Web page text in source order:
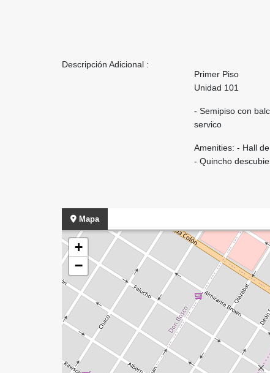
Descripción Adicional :
Primer Piso
Unidad 101
- Semipiso con
servico
Amenities: - Hall
- Quincho
Mapa
+
−